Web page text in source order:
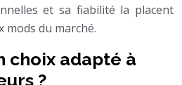
et sa fiabilité la placent
mods du marché.
choix adapté à
?